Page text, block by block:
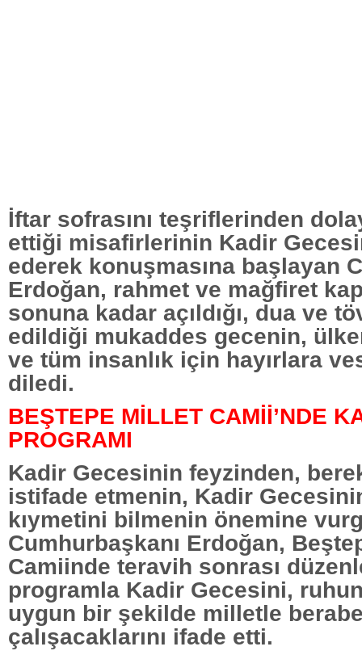
İftar sofrasını teşriflerinden
ettiği misafirlerinin Kadir
ederek konuşmasına başlayan
Erdoğan, rahmet ve mağfiret
sonuna kadar açıldığı, dua ve
edildiği mukaddes gecenin,
ve tüm insanlık için hayırlara
diledi.
BEŞTEPE MİLLET CAMİİ’NDE
PROGRAMI
Kadir Gecesinin feyzinden,
istifade etmenin, Kadir
kıymetini bilmenin önemine
Cumhurbaşkanı Erdoğan,
Camiinde teravih sonrası
programla Kadir Gecesini,
uygun bir şekilde milletle
çalışacaklarını ifade etti.